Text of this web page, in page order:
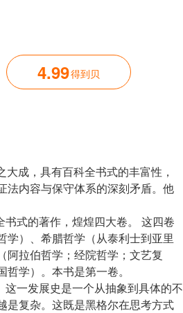
4.99得到贝
成，具有百科全书式的丰富性，
法内容与保守体系的深刻矛盾。他
式的著作，煌煌四大卷。 这四卷
学）、希腊哲学（从泰利士到亚里
阿拉伯哲学；经院哲学；文艺复
学）。本书是第一卷。
一发展史是一个从抽象到具体的不
是复杂。这既是黑格尔在思考方式